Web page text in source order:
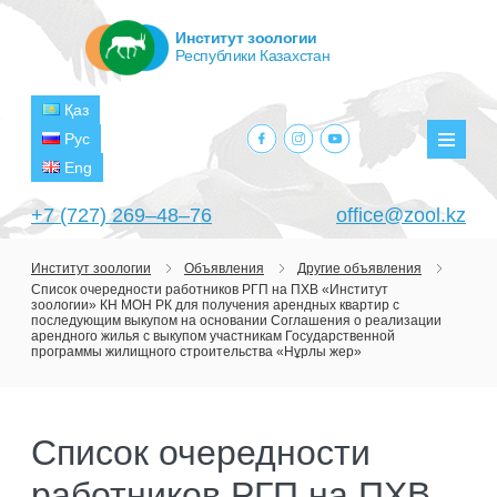
+7 (727) 269‒48‒76 office@zool.kz
Қаз
Рус
Eng
facebook.com
instagram.com
youtube.com
Институт зоологии
Республики Казахстан
ГЛАВНАЯ
ОБ ИНСТИТУТЕ
СТРУКТУРА
ЛАБОРАТОРИЯ ТЕРИОЛОГИИ
НАУЧНО-ИССЛЕДОВАТЕЛЬСКИЕ
ПРОЕКТЫ
ТЕКУЩИЕ ПРОЕКТЫ
Институт зоологии Объявления
Другие объявления
Список очередности работников РГП на ПХВ «Институт
зоологии» КН МОН РК для получения арендных квартир с
последующим выкупом на основании Соглашения о реализации
арендного жилья с выкупом участникам Государственной
программы жилищного строительства «Нұрлы жер»
Список очередности